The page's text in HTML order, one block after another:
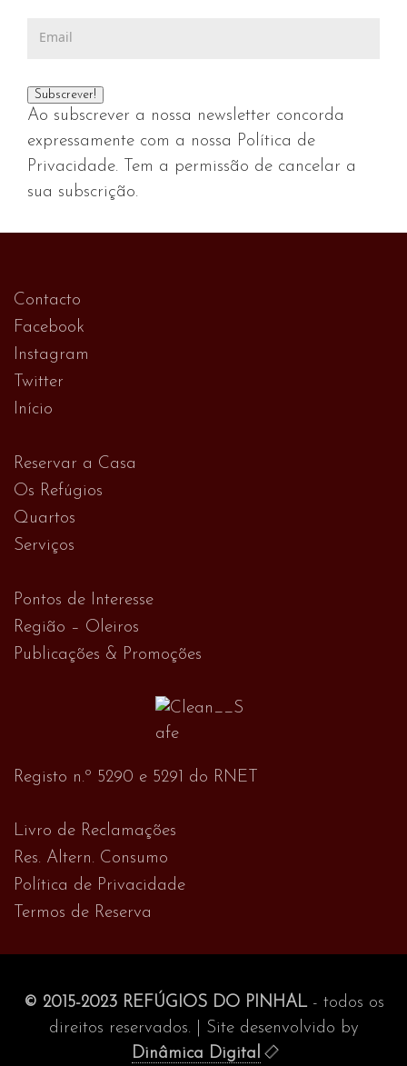
Ao subscrever a nossa newsletter concorda
expressamente com a nossa Política de
Privacidade. Tem a permissão de cancelar a
sua subscrição.
Contacto
Facebook
Instagram
Twitter
Início
Reservar a Casa
Os Refúgios
Quartos
Serviços
Pontos de Interesse
Região – Oleiros
Publicações & Promoções
Registo n.º 5290 e 5291 do RNET
Livro de Reclamações
Res. Altern. Consumo
Política de Privacidade
Termos de Reserva
© 2015-2023 REFÚGIOS DO PINHAL- todos os
direitos reservados. | Site desenvolvido by
Dinâmica Digital